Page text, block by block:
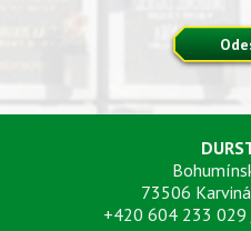
73506
+420 604 233 029